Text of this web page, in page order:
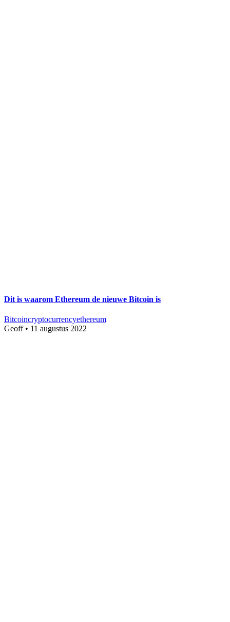
Dit is waarom Ethereum de nieuwe Bitcoin is
Bitcoincryptocurrencyethereum
Geoff• 11 augustus 2022